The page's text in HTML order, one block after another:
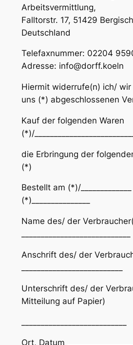
Arbeitsvermittlung,
Falltorstr. 17, 51429
Deutschland
Telefaxnummer: 02204
Adresse: info@dorff.koeln
Hiermit widerrufe(n) ich/
uns (*) abgeschlossenen
Kauf der folgenden Waren
(*)/
die Erbringung der
(*)
Bestellt am (*)/
(*)_______________
Name des/ der
Anschrift des/ der
Unterschrift des/ der
Mitteilung auf Papier)
Ort, Datum